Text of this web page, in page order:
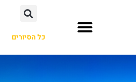
כל הסיורים